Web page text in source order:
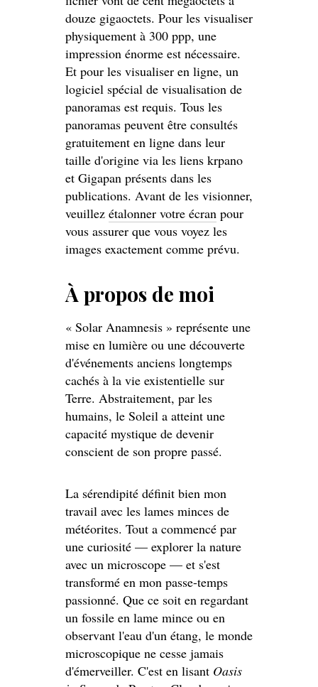
douze gigaoctets. Pour les visualiser
physiquement à 300 ppp, une
impression énorme est nécessaire.
Et pour les visualiser en ligne, un
logiciel spécial de visualisation de
panoramas est requis. Tous les
panoramas peuvent être consultés
gratuitement en ligne dans leur
taille d'origine via les liens krpano
et Gigapan présents dans les
publications. Avant de les visionner,
veuillez étalonner votre écran pour
vous assurer que vous voyez les
images exactement comme prévu.
À propos de moi
« Solar Anamnesis » représente une
mise en lumière ou une découverte
d'événements anciens longtemps
cachés à la vie existentielle sur
Terre. Abstraitement, par les
humains, le Soleil a atteint une
capacité mystique de devenir
conscient de son propre passé.
La sérendipité définit bien mon
travail avec les lames minces de
météorites. Tout a commencé par
une curiosité — explorer la nature
avec un microscope — et s'est
transformé en mon passe-temps
passionné. Que ce soit en regardant
un fossile en lame mince ou en
observant l'eau d'un étang, le monde
microscopique ne cesse jamais
d'émerveiller. C'est en lisant Oasis